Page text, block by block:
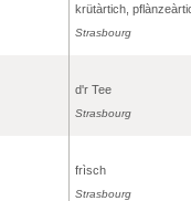
krütàrtich,
Strasbourg
d'r Tee
Strasbourg
frìsch
Strasbourg